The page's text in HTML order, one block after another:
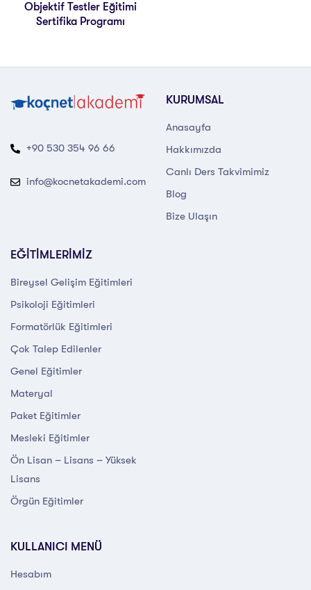
Objektif Testler Eğitimi
Sertifika Programı
+90 530 354 96 66
info@kocnetakademi.com
KURUMSAL
Anasayfa
Hakkımızda
Canlı Ders Takvimimiz
Blog
Bize Ulaşın
EĞİTİMLERİMİZ
Bireysel Gelişim Eğitimleri
Psikoloji Eğitimleri
Formatörlük Eğitimleri
Çok Talep Edilenler
Genel Eğitimler
Materyal
Paket Eğitimler
Mesleki Eğitimler
Ön Lisan – Lisans – Yüksek
Lisans
Örgün Eğitimler
KULLANICI MENÜ
Hesabım